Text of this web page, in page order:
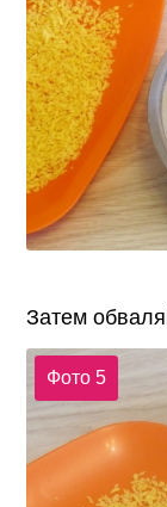
Затем
Фото 5